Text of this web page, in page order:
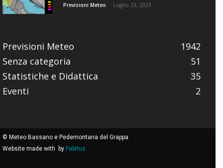
Previsioni Meteo Luglio 23, 2023
Previsioni Meteo
1942
Senza categoria
51
Statistiche e Didattica
35
Eventi
2
© Meteo Bassano e Pedemontana del Grappa
Website made with
by Fabitus